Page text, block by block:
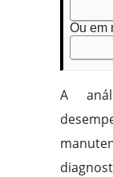
Ou em
A